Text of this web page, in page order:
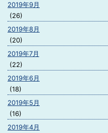
2019年9月
(26)
2019年8月
(20)
2019年7月
(22)
2019年6月
(18)
2019年5月
(16)
2019年4月